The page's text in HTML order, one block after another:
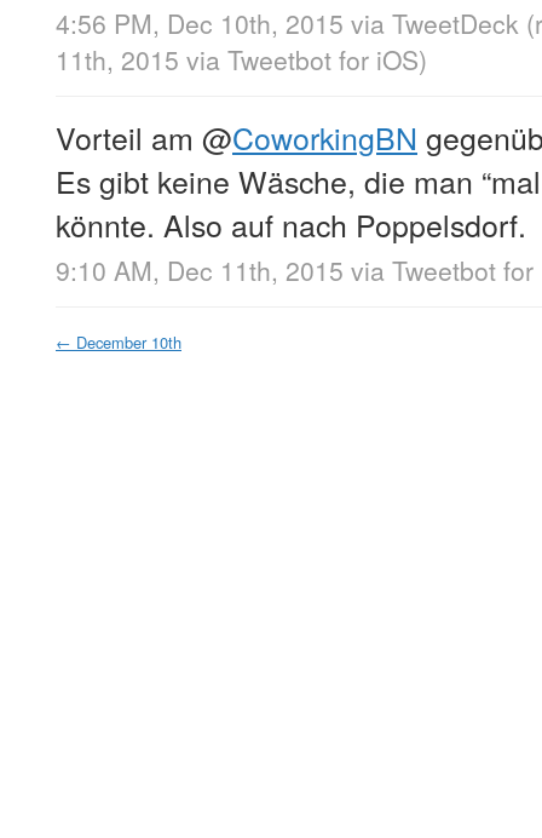
4:56 PM, Dec 10th, 2015 via TweetDeck
11th, 2015 via Tweetbot for iΟS)
Vorteil am @CoworkingBN
Es gibt keine Wäsche, die man
könnte. Also auf nach Poppelsdorf.
9:10 AM, Dec 11th, 2015 via Tweetbot
← December 10th